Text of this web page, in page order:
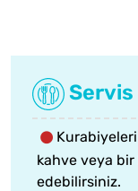
Servis
kahve veya
edebilirsiniz.